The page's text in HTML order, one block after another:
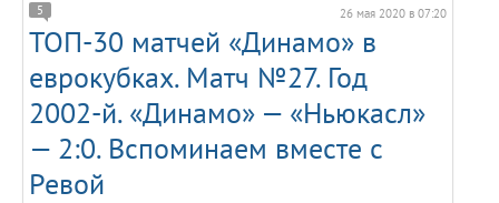
5 26 мая 2020 в 07:20
ТОП-30 матчей «Динамо» в
еврокубках. Матч №27. Год
2002-й. «Динамо» — «Ньюкасл»
— 2:0. Вспоминаем вместе с
Ревой